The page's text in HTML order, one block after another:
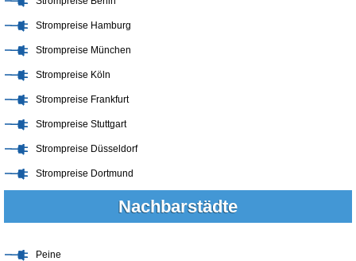
Strompreise Hamburg
Strompreise München
Strompreise Köln
Strompreise Frankfurt
Strompreise Stuttgart
Strompreise Düsseldorf
Strompreise Dortmund
Nachbarstädte
Peine